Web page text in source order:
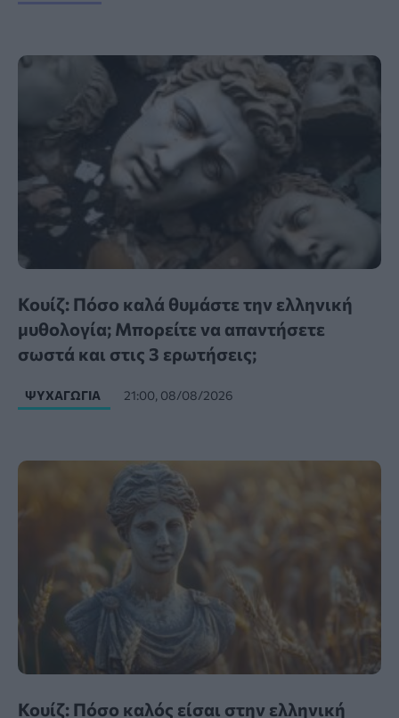
Κουίζ: Πόσο καλά θυμάστε την ελληνική
μυθολογία; Μπορείτε να απαντήσετε
σωστά και στις 3 ερωτήσεις;
ΨΥΧΑΓΩΓΊΑ 21:00, 08/08/2026
Κουίζ: Πόσο καλός είσαι στην ελληνική